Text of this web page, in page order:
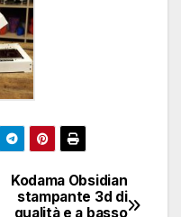
Kodama Obsidian
stampante 3d di
qualità e a basso